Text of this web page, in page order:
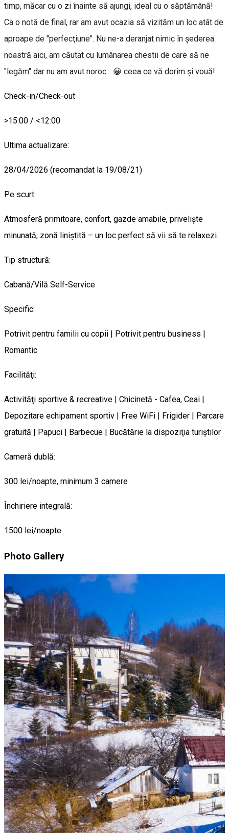
timp, măcar cu o zi înainte să ajungi, ideal cu o săptămână!
Ca o notă de final, rar am avut ocazia să vizităm un loc atât de
aproape de "perfecţiune". Nu ne-a deranjat nimic în şederea
noastră aici, am căutat cu lumânarea chestii de care să ne
"legăm" dar nu am avut noroc... 😀 ceea ce vă dorim şi vouă!
Check-in/Check-out
>15:00 / <12:00
Ultima actualizare:
28/04/2026 (recomandat la 19/08/21)
Pe scurt:
Atmosferă primitoare, confort, gazde amabile, priveliște
minunată, zonă liniștită – un loc perfect să vii să te relaxezi.
Tip structură:
Cabană/Vilă Self-Service
Specific:
Potrivit pentru familii cu copii | Potrivit pentru business |
Romantic
Facilităţi:
Activităţi sportive & recreative | Chicinetă - Cafea, Ceai |
Depozitare echipament sportiv | Free WiFi | Frigider | Parcare
gratuită | Papuci | Barbecue | Bucătărie la dispoziţia turiştilor
Cameră dublă:
300 lei/noapte, minimum 3 camere
Închiriere integrală:
1500 lei/noapte
Photo Gallery